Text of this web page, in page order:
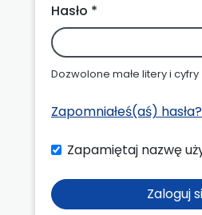
Hasło *
Dozwolone małe litery i cyfry
Zapomniałeś(aś) hasła?
Zapamiętaj nazwę
Zaloguj